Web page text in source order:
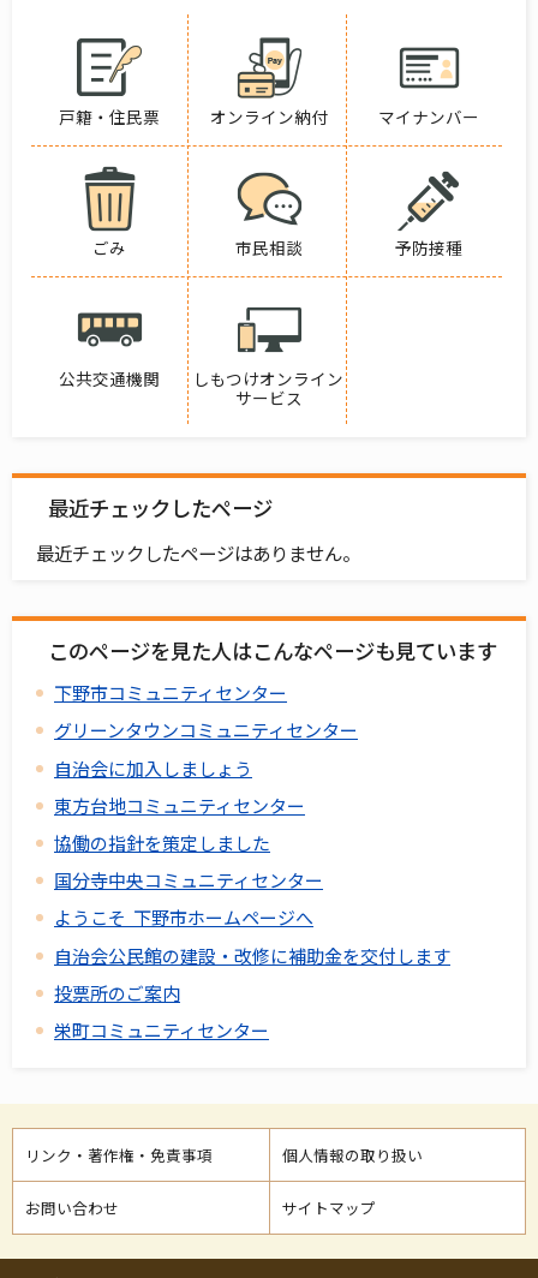
戸籍・住民票 オンライン納付 マイナンバー
ごみ 市民相談 予防接種
公共交通機関
しもつけオンライン
サービス
最近チェックしたページ
最近チェックしたページはありません。
このページを見た人はこんなページも見ています
下野市コミュニティセンター
グリーンタウンコミュニティセンター
自治会に加入しましょう
東方台地コミュニティセンター
協働の指針を策定しました
国分寺中央コミュニティセンター
ようこそ 下野市ホームページへ
自治会公民館の建設・改修に補助金を交付します
投票所のご案内
栄町コミュニティセンター
リンク・著作権・免責事項 個人情報の取り扱い
お問い合わせ サイトマップ